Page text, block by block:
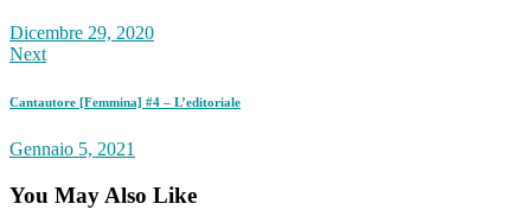
Dicembre 29, 2020
Next
Cantautore [Femmina] #4 – L’editoriale
Gennaio 5, 2021
You May Also Like